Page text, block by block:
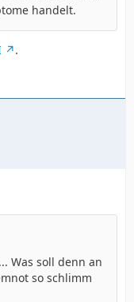
handelt.
.
Was soll denn an
so schlimm